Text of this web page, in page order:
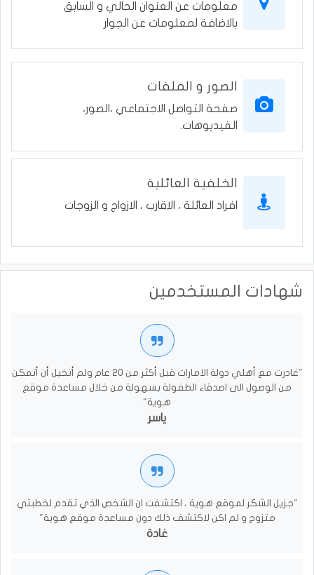
معلومات عن العنوان الحالي و السابق
بالاضافة لمعلومات عن الجوار
الصور و الملفات
صفحة التواصل الاجتماعي ،الصور،
الفيديوهات.
الخلفية العائلية
افراد العائلة ، الاقارب ، الازواج و الزوجات
شهادات المستخدمين
"غادرت مع أهلي دولة الامارات قبل أكثر من 20 عام ولم أتخيل أن أتمكن
من الوصول الى اصدقاء الطفولة بسهولة من خلال مساعدة موقع
هوية"
ياسر
"جزيل الشكر لموقع هوية ، اكتشفت ان الشخص الذي تقدم لخطبتي
متزوج و لم اكن لاكتشف ذلك دون مساعدة موقع هوية"
غادة